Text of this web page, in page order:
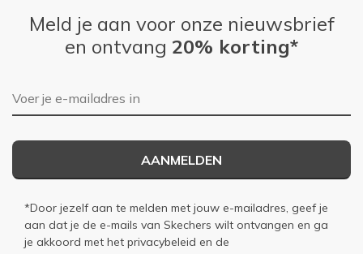
Meld je aan voor onze nieuwsbrief
en ontvang 20% korting*
E-mailadres
AANMELDEN
*Door jezelf aan te melden met jouw e-mailadres, geef je
aan dat je de e-mails van Skechers wilt ontvangen en ga
je akkoord met het privacybeleid en de